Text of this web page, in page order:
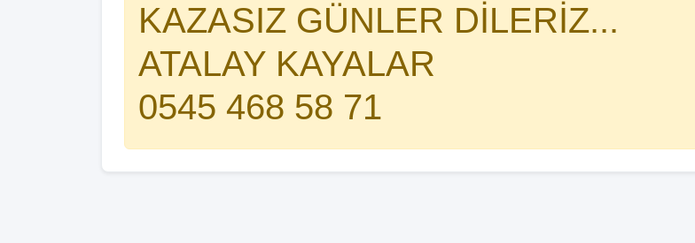
KAZASIZ GÜNLER DİLERİZ...
ATALAY KAYALAR
0545 468 58 71